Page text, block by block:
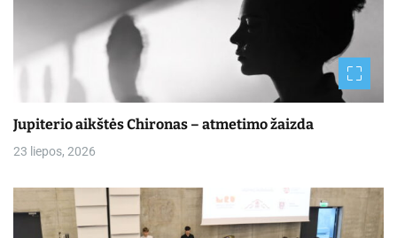
Jupiterio aikštės Chironas – atmetimo žaizda
23 liepos, 2026